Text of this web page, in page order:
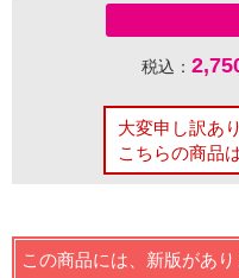
税込：
大変申し訳あ
こちらの商品
この商品には、新版があり